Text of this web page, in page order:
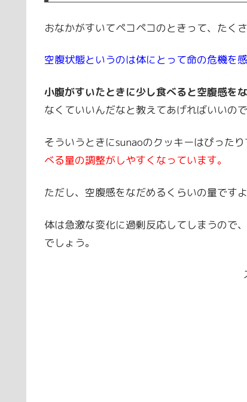
おなかがすいてペコペコのときって、たく
空腹状態というのは体にとって命の危機を
小腹がすいたときに少し食べると空腹感を
なくていいんだなと教えてあげればいいので
そういうときにsunaoのクッキーはぴったり
べる量の調整がしやすくなっています。
ただし、空腹感をなだめるくらいの量です
体は急激な変化に過剰反応してしまうので
でしょう。